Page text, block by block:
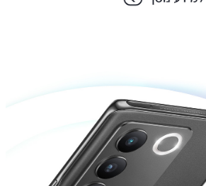
Israel | בחר מדינה/אזור